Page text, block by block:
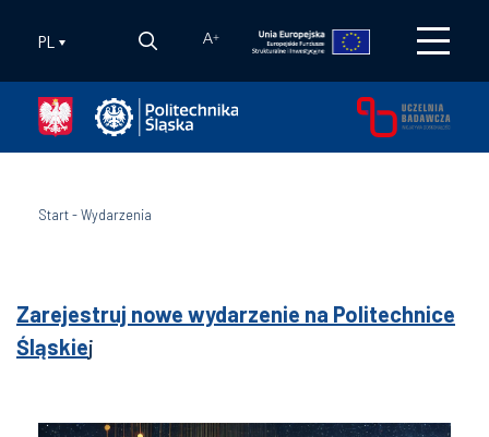
PL A+
Start-Wydarzenia
Zarejestruj nowe wydarzenie na Politechnice
Śląskiej